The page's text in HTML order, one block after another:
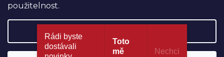
použitelnost.
Copyright 2026ELEKTROPOWER
vyhrazena.
Rádi byste
dostávali
Toto
mě
Nechci​